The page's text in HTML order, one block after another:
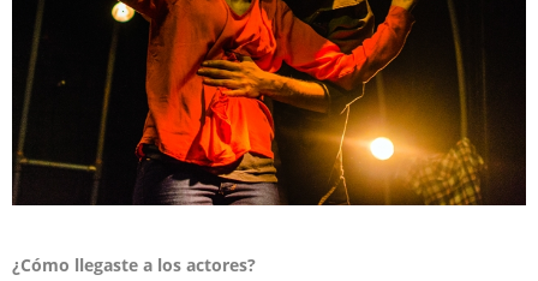
¿Cómo llegaste a los actores?